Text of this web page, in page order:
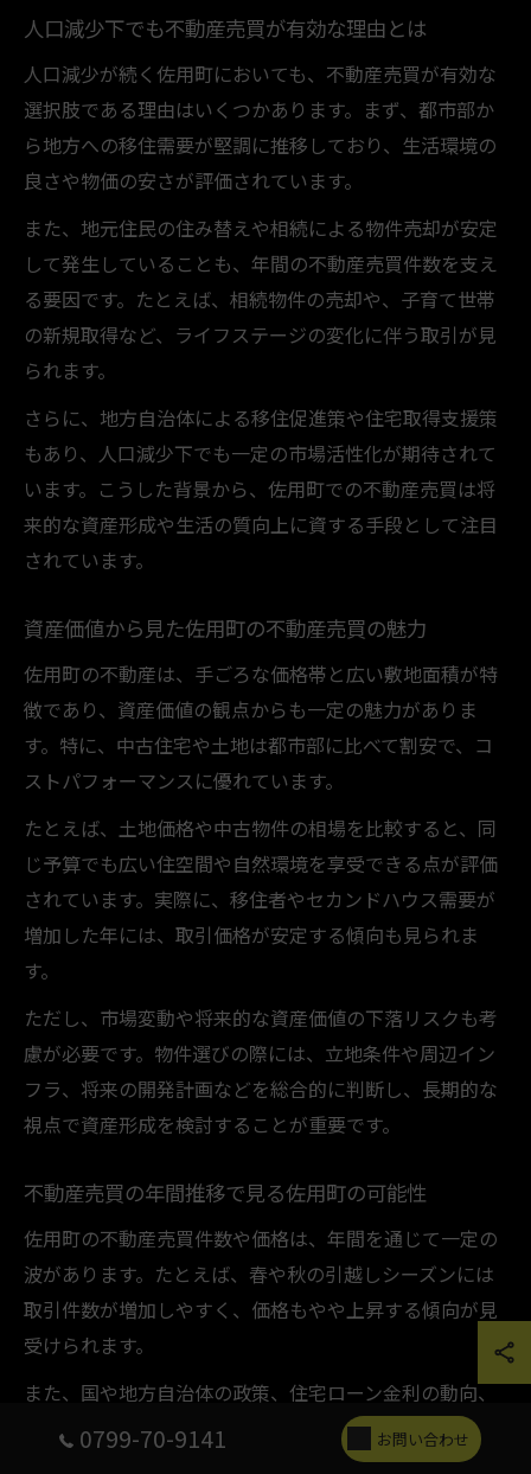
人口減少下でも不動産売買が有効な理由とは
人口減少が続く佐用町においても、不動産売買が有効な
選択肢である理由はいくつかあります。まず、都市部か
ら地方への移住需要が堅調に推移しており、生活環境の
良さや物価の安さが評価されています。
また、地元住民の住み替えや相続による物件売却が安定
して発生していることも、年間の不動産売買件数を支え
る要因です。たとえば、相続物件の売却や、子育て世帯
の新規取得など、ライフステージの変化に伴う取引が見
られます。
さらに、地方自治体による移住促進策や住宅取得支援策
もあり、人口減少下でも一定の市場活性化が期待されて
います。こうした背景から、佐用町での不動産売買は将
来的な資産形成や生活の質向上に資する手段として注目
されています。
資産価値から見た佐用町の不動産売買の魅力
佐用町の不動産は、手ごろな価格帯と広い敷地面積が特
徴であり、資産価値の観点からも一定の魅力がありま
す。特に、中古住宅や土地は都市部に比べて割安で、コ
ストパフォーマンスに優れています。
たとえば、土地価格や中古物件の相場を比較すると、同
じ予算でも広い住空間や自然環境を享受できる点が評価
されています。実際に、移住者やセカンドハウス需要が
増加した年には、取引価格が安定する傾向も見られま
す。
ただし、市場変動や将来的な資産価値の下落リスクも考
慮が必要です。物件選びの際には、立地条件や周辺イン
フラ、将来の開発計画などを総合的に判断し、長期的な
視点で資産形成を検討することが重要です。
不動産売買の年間推移で見る佐用町の可能性
佐用町の不動産売買件数や価格は、年間を通じて一定の
波があります。たとえば、春や秋の引越しシーズンには
取引件数が増加しやすく、価格もやや上昇する傾向が見
受けられます。
また、国や地方自治体の政策、住宅ローン金利の動向、
相続や住み替え需要などが年間推移に影響を与えていま
す。過去のデータを参照すると、人口減少下でも一定の
0799-70-9141 お問い合わせ